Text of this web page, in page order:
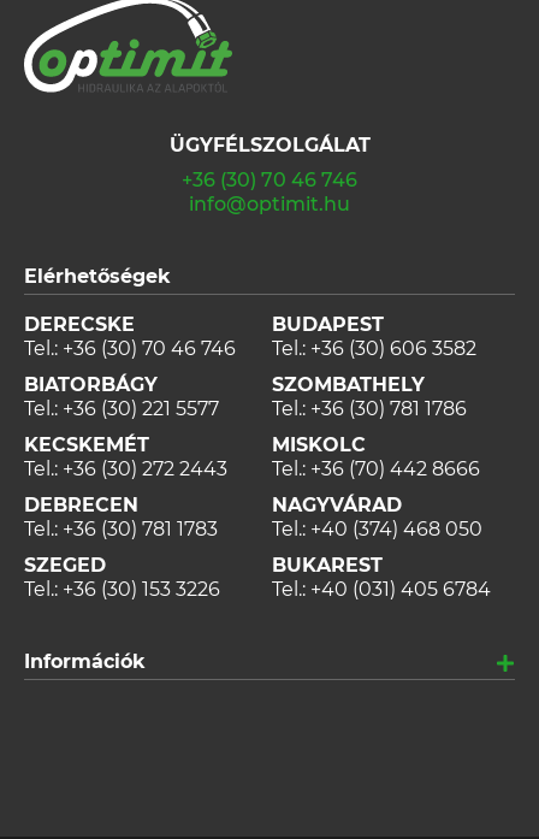
ÜGYFÉLSZOLGÁLAT
+36 (30) 70 46 746
info@optimit.hu
Elérhetőségek
DERECSKE
Tel.: +36 (30) 70 46 746
BIATORBÁGY
Tel.: +36 (30) 221 5577
KECSKEMÉT
Tel.: +36 (30) 272 2443
DEBRECEN
Tel.: +36 (30) 781 1783
SZEGED
Tel.: +36 (30) 153 3226
BUDAPEST
Tel.: +36 (30) 606 3582
SZOMBATHELY
Tel.: +36 (30) 781 1786
MISKOLC
Tel.: +36 (70) 442 8666
NAGYVÁRAD
Tel.: +40 (374) 468 050
BUKAREST
Tel.: +40 (031) 405 6784
Információk